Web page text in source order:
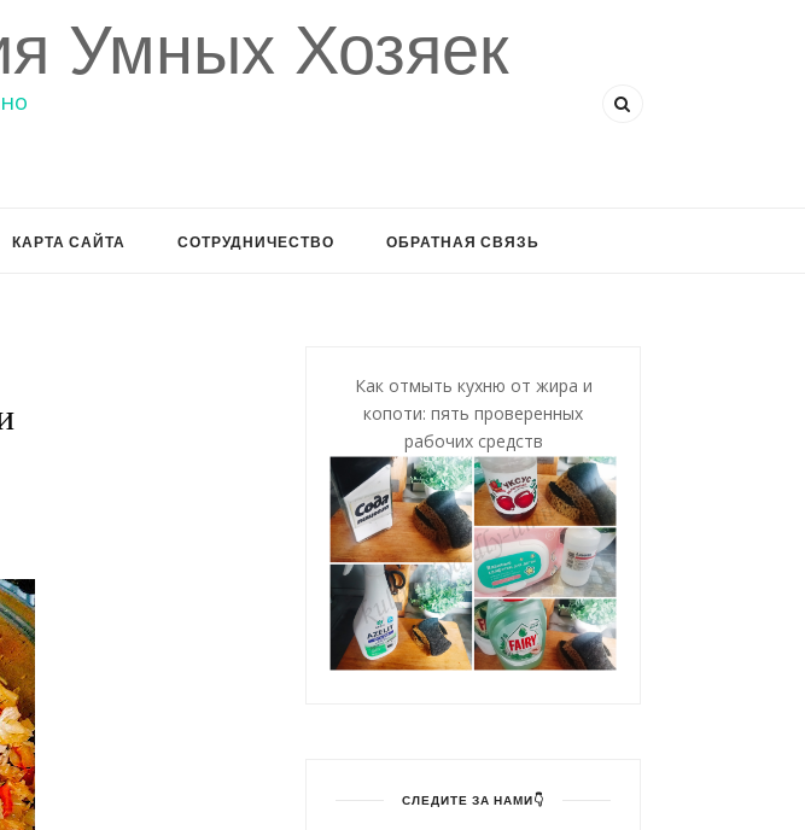
Умных Хозяек
КАРТА САЙТА СОТРУДНИЧЕСТВО ОБРАТНАЯ СВЯЗЬ
Как отмыть кухню от жира и
копоти: пять проверенных
рабочих средств
СЛЕДИТЕ ЗА НАМИ👇